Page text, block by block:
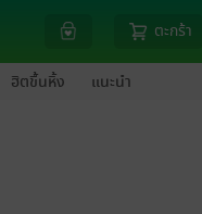
ตะกร้า
ฮิตขึ้นหิ้ง แนะนำ